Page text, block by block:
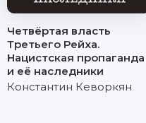
Четвёртая власть
Третьего Рейха.
Нацистская пропаганда
и её наследники
Константин Кеворкян